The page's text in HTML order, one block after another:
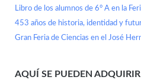
Libro de los alumnos de 6° A en la
453 años de historia, identidad y
Gran Feria de Ciencias en el José
AQUÍ SE PUEDEN